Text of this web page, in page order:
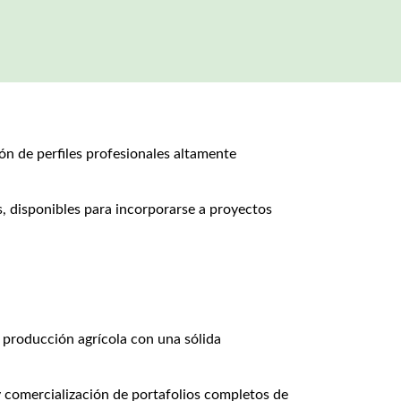
de perfiles profesionales altamente
disponibles para incorporarse a proyectos
agrícola con una sólida
de portafolios completos de